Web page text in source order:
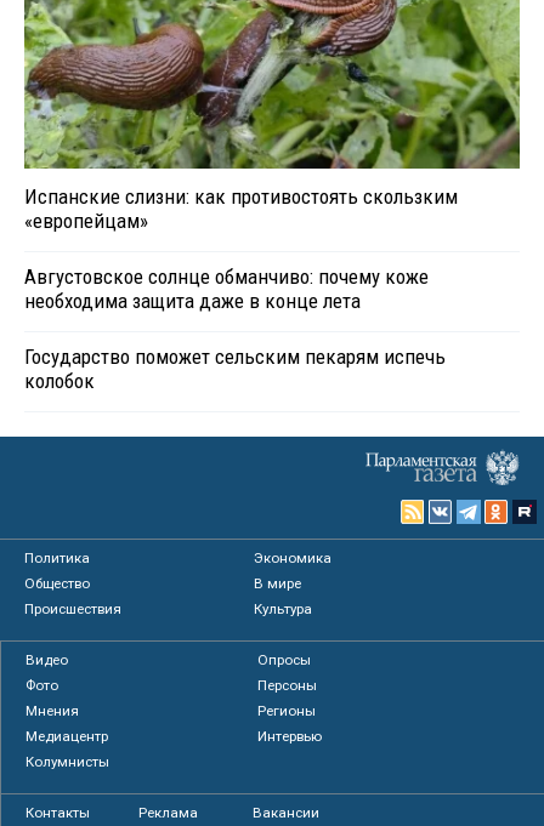
Испанские слизни: как противостоять скользким
«европейцам»
Августовское солнце обманчиво: почему коже
необходима защита даже в конце лета
Государство поможет сельским пекарям испечь
колобок
Политика
Экономика
Общество
В мире
Происшествия
Культура
Видео
Опросы
Фото
Персоны
Мнения
Регионы
Медиацентр
Интервью
Колумнисты
Контакты Реклама Вакансии